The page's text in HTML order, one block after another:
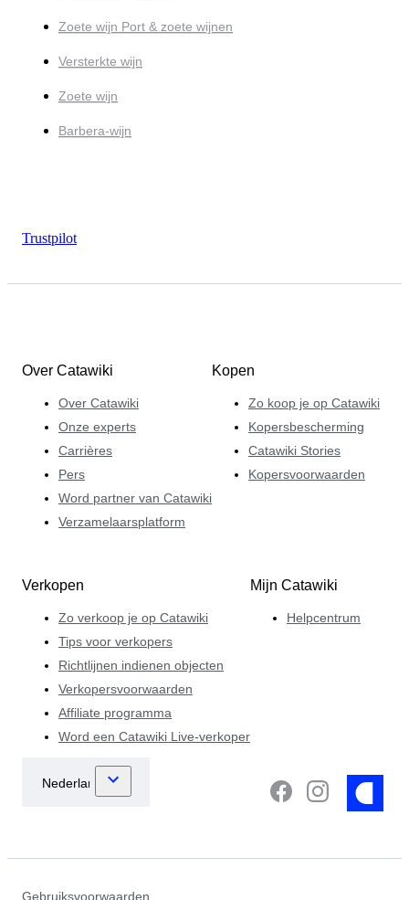
Zoete wijn Port & zoete wijnen
Versterkte wijn
Zoete wijn
Barbera-wijn
Trustpilot
Over Catawiki
Over Catawiki
Onze experts
Carrières
Pers
Word partner van Catawiki
Verzamelaarsplatform
Kopen
Zo koop je op Catawiki
Kopersbescherming
Catawiki Stories
Kopersvoorwaarden
Verkopen
Zo verkoop je op Catawiki
Tips voor verkopers
Richtlijnen indienen objecten
Verkopersvoorwaarden
Affiliate programma
Word een Catawiki Live-verkoper
Mijn Catawiki
Helpcentrum
Gebruiksvoorwaarden